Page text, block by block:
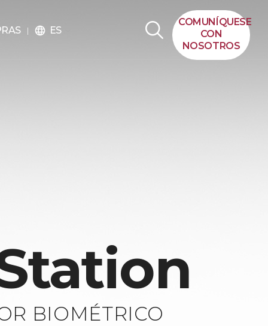
language ES
COMUNÍQUESE
CON
NOSOTROS
BIOMÉTRICO